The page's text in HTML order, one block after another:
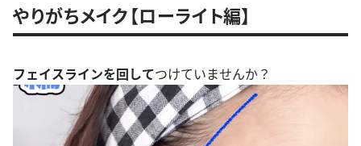
やりがちメイク【ローライト編】
フェイスラインを回してつけていませんか？